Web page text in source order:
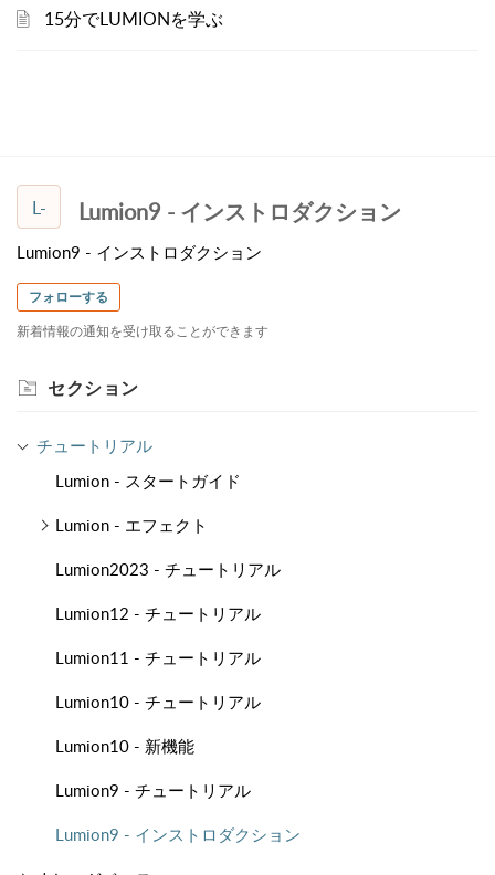
15分でLUMIONを学ぶ
L- Lumion9 - インストロダクション
Lumion9 - インストロダクション
フォローする
新着情報の通知を受け取ることができます
セクション
チュートリアル
Lumion - スタートガイド
Lumion - エフェクト
Lumion2023 - チュートリアル
Lumion12 - チュートリアル
Lumion11 - チュートリアル
Lumion10 - チュートリアル
Lumion10 - 新機能
Lumion9 - チュートリアル
Lumion9 - インストロダクション